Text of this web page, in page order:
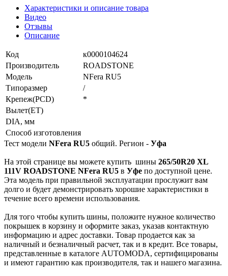
Характеристики и описание товара
Видео
Отзывы
Описание
Код
к0000104624
Производитель
ROADSTONE
Модель
NFera RU5
Типоразмер
/
Крепеж(PCD)
*
Вылет(ET)
DIA, мм
Способ изготовления
Тест модели NFera RU5 общий. Регион - Уфа
На этой странице вы можете купить шины 265/50R20 XL
111V ROADSTONE NFera RU5 в Уфе по доступной цене.
Эта модель при правильной эксплуатации прослужит вам
долго и будет демонстрировать хорошие характеристики в
течение всего времени использования.
Для того чтобы купить шины, положите нужное количество
покрышек в корзину и оформите заказ, указав контактную
информацию и адрес доставки. Товар продается как за
наличный и безналичный расчет, так и в кредит. Все товары,
представленные в каталоге AUTOMODA, сертифицированы
и имеют гарантию как производителя, так и нашего магазина.